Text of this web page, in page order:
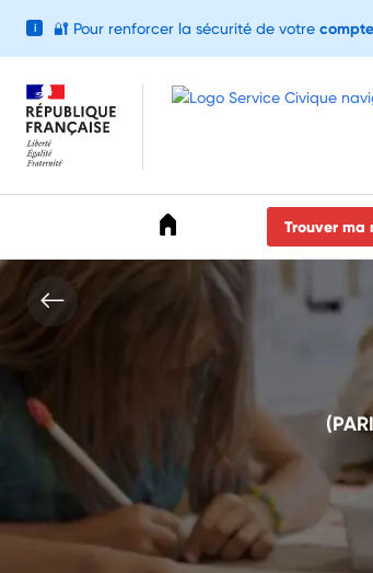
Trouver ma
i 🔐 Pour renforcer la sécurité de votre